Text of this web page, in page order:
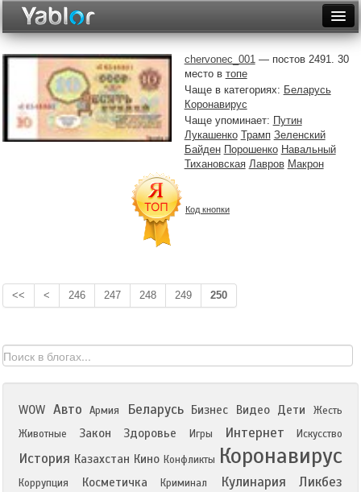
Неделя
Месяц
Рейтинги
Архив
Фототоп
Видеотоп
chervonec_001— постов 2491. 30
место в топе
Чаще в категориях: Беларусь
Коронавирус
Чаще упоминает: Путин
Лукашенко Трамп Зеленский
Байден Порошенко Навальный
Тихановская Лавров Макрон
Код кнопки
<< < 246 247 248 249 250
WOW Авто Армия Беларусь Бизнес Видео Дети
Жесть
Животные
Закон Здоровье Игры Интернет Искусство
История Казахстан Кино Конфликты Коронавирус
Коррупция Косметичка Криминал Кулинария Ликбез